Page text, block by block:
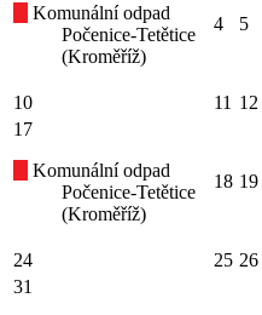
Komunální odpad
Počenice-Tetětice
(Kroměříž)
4 5
10 11 12
17
Komunální odpad
Počenice-Tetětice
(Kroměříž)
18 19
24 25 26
31